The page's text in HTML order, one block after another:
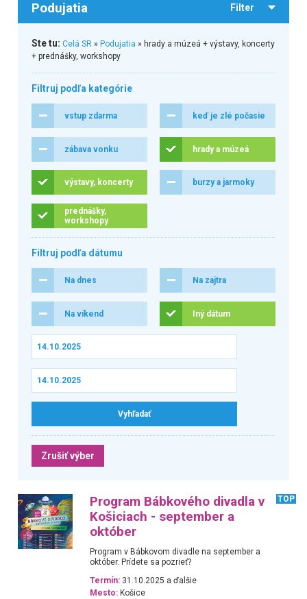
Podujatia Filter
Ste tu: Celá SR» Podujatia » hrady a múzeá + výstavy, koncerty
+ prednášky, workshopy
Filtruj podľa kategórie
vstup zdarma keď je zlé počasie
zábava vonku hrady a múzeá
výstavy, koncerty burzy a jarmoky
prednášky,
workshopy
Filtruj podľa dátumu
Na dnes Na zajtra
Na víkend Iný dátum
Zrušiť výber
Program Bábkového divadla v
Košiciach - september a
október
TOP
Program v Bábkovom divadle na september a
október. Prídete sa pozrieť?
Termín: 31.10.2025 a ďalšie
Mesto: Košice